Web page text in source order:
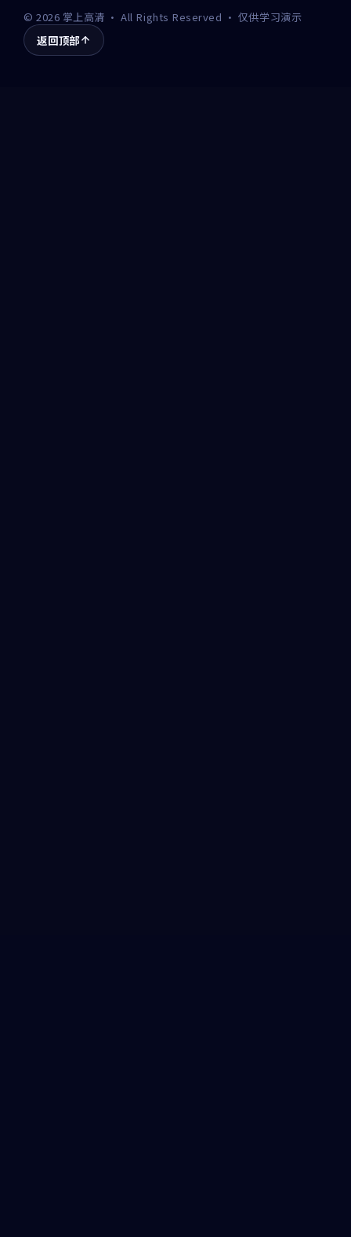
©2026 掌上高清 · All Rights Reserved · 仅供学习演示
返回顶部